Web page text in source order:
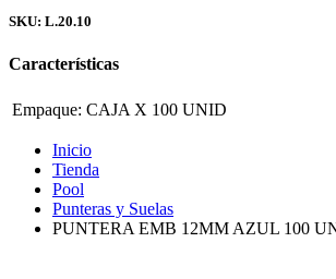
SKU: L.20.10
Características
Empaque: CAJA X 100 UNID
Inicio
Tienda
Pool
Punteras y Suelas
PUNTERA EMB 12MM AZUL 100